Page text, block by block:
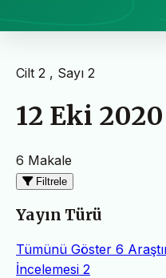
Cilt 2 , Sayı 2
12 Eki 2020
6 Makale
Filtrele
Yayın Türü
Tümünü Göster 6
İncelemesi 2